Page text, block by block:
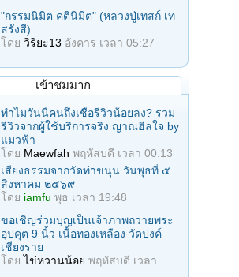
"กรรมนิมิต คตินิมิต" (หลวงปู่เทสก์ เท
สรังสี)
โดย วิริยะ13 อังคาร เวลา 05:27
เข้าชมมาก
ทำไมวันนี้คนถึงเชื่อรีวิวน้อยลง? รวม
รีวิวจากผู้ใช้บริการจริง ญาณฮีลใจ by
แมวฟ้า
โดย Maewfah พฤหัสบดี เวลา 00:13
เสียงธรรมจากวัดท่าขนุน วันพุธที่ ๕
สิงหาคม ๒๕๖๙
โดย iamfu พุธ เวลา 19:48
ขอเชิญร่วมบุญเป็นเจ้าภาพถวายพระ
อุปคุต 9 นิ้ว เนื้อทองเหลือง วัดปงค์
เชียงราย
โดยไข่หวานน้อย พฤหัสบดี เวลา